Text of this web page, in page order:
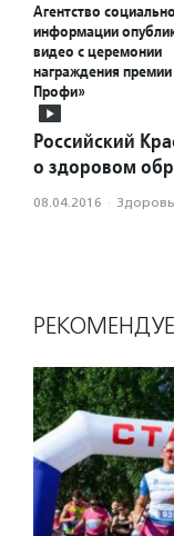
Агентство
информации
видео с церемонии
награждения
Профи»
Российский
о здоровом
08.04.2016 ·